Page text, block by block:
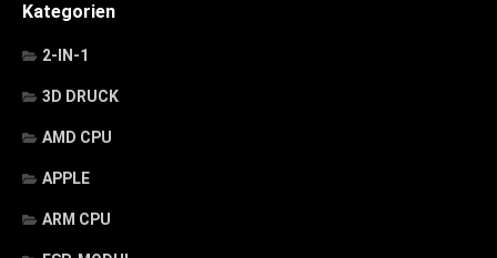
Kategorien
2-IN-1
3D DRUCK
AMD CPU
APPLE
ARM CPU